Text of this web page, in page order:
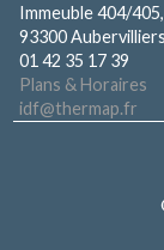
Immeuble 404/
93300 Aubervilliers
01 42 35 17 39
Plans & Horaires
idf@thermap.fr